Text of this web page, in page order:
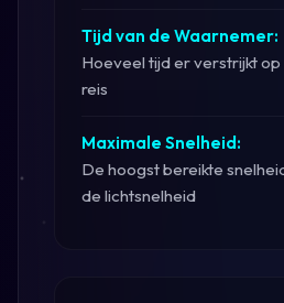
Tijd van de Waarnemer:
Hoeveel tijd er verstrijkt
reis
Maximale Snelheid:
De hoogst bereikte
de lichtsnelheid